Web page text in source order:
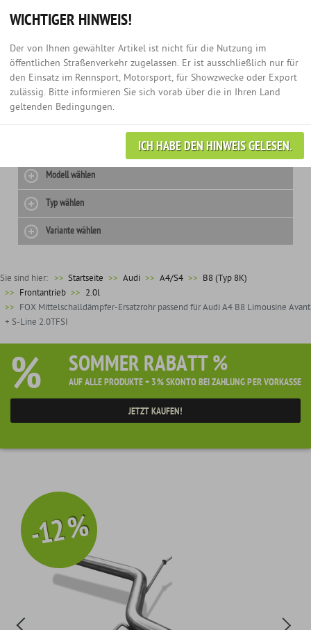
Hotline: +49 (0) 3435 - 979 60 67
Modell wählen
Typ wählen
Variante wählen
Sie sind hier: >> Startseite Audi A4/S4
B8 (Typ 8K)
Frontantrieb
2.0l
FOX Mittelschalldämpfer-Ersatzrohr passend für Audi A4 B8 Limousine Avant
+ S-Line 2.0TFSI
% SOMMER RABATT %
AUF ALLE PRODUKTE + 3% SKONTO BEI ZAHLUNG PER VORKASSE
JETZT KAUFEN!
-12 %
WICHTIGER HINWEIS!
Der von Ihnen gewählter Artikel ist nicht für die Nutzung im
öffentlichen Straßenverkehr zugelassen. Er ist ausschließlich nur für
den Einsatz im Rennsport, Motorsport, für Showzwecke oder Export
zulässig. Bitte informieren Sie sich vorab über die in Ihren Land
geltenden Bedingungen.
ICH HABE DEN HINWEIS GELESEN.